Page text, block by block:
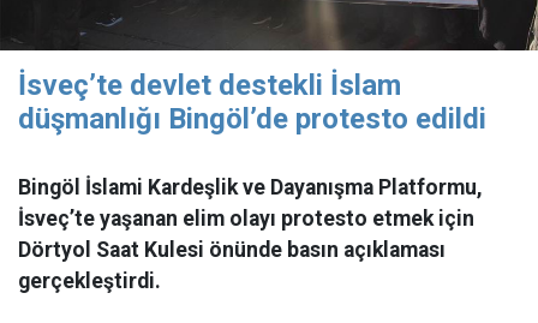
İsveç’te devlet destekli İslam
düşmanlığı Bingöl’de protesto edildi
​​​​​​​Bingöl İslami Kardeşlik ve Dayanışma Platformu,
İsveç’te yaşanan elim olayı protesto etmek için
Dörtyol Saat Kulesi önünde basın açıklaması
gerçekleştirdi.